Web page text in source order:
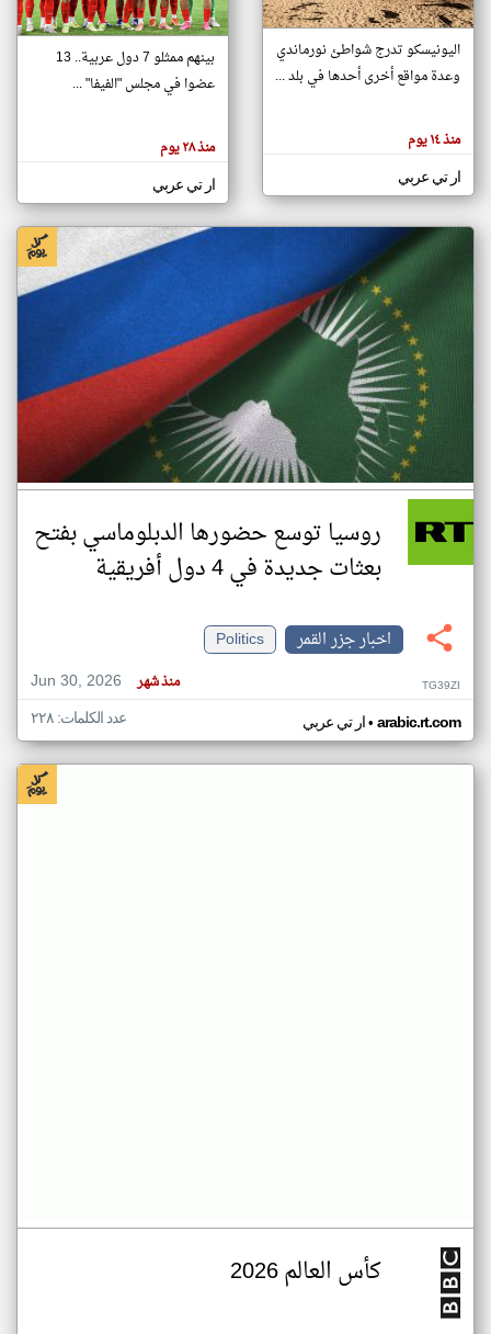
تغيير الدولة
اخبار جزر القمر على مدار الساعة
أهم اخبار جزر القمر العاجلة والمباشرة
هنا عن
وجهة
كاتبيها.
اليونيسكو تدرج شواطئ نورماندي
وعدة مواقع أخرى أحدها في بلد ...
منذ ١٤ يوم
ار تي عربي
بينهم ممثلو 7 دول عربية.. 13
عضوا في مجلس "الفيفا" ...
منذ ٢٨ يوم
ار تي عربي
روسيا توسع حضورها الدبلوماسي بفتح
بعثات جديدة في 4 دول أفريقية
اخبار جزر القمر
Politics
Jun 30, 2026
منذ شهر TG39ZI
ار تي عربي• arabic.rt.com عدد الكلمات: ٢٢٨
كأس العالم 2026
klyoum.com